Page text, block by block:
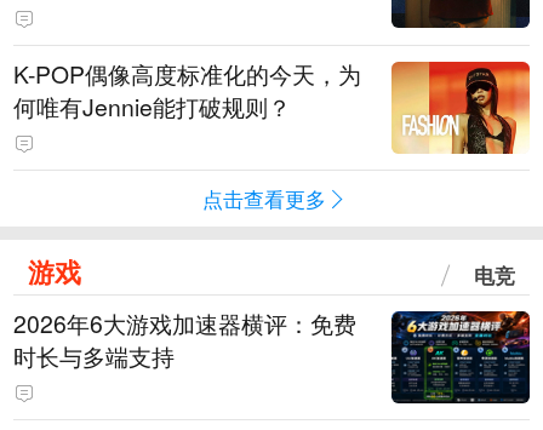
K-POP偶像高度标准化的今天，为
何唯有Jennie能打破规则？
点击查看更多
游戏 电竞
2026年6大游戏加速器横评：免费
时长与多端支持